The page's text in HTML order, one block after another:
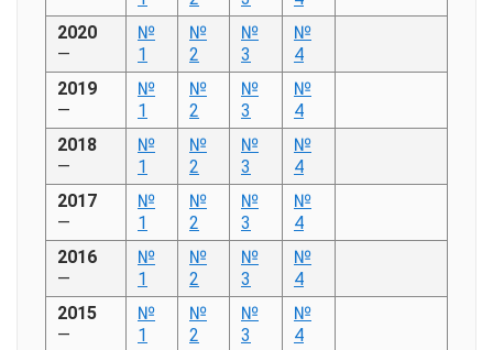
2020
—
№
1
№
2
№
3
№
4
2019
—
№
1
№
2
№
3
№
4
2018
—
№
1
№
2
№
3
№
4
2017
—
№
1
№
2
№
3
№
4
2016
—
№
1
№
2
№
3
№
4
2015
—
№
1
№
2
№
3
№
4